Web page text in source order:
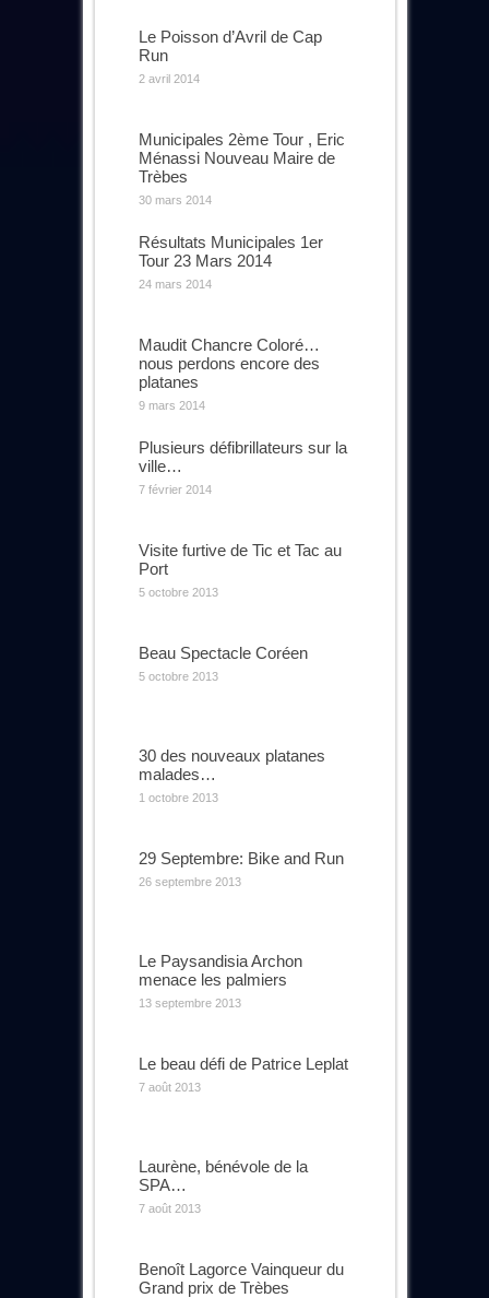
Le Poisson d’Avril de Cap
Run
2 avril 2014
Municipales 2ème Tour , Eric
Ménassi Nouveau Maire de
Trèbes
30 mars 2014
Résultats Municipales 1er
Tour 23 Mars 2014
24 mars 2014
Maudit Chancre Coloré…
nous perdons encore des
platanes
9 mars 2014
Plusieurs défibrillateurs sur la
ville…
7 février 2014
Visite furtive de Tic et Tac au
Port
5 octobre 2013
Beau Spectacle Coréen
5 octobre 2013
30 des nouveaux platanes
malades…
1 octobre 2013
29 Septembre: Bike and Run
26 septembre 2013
Le Paysandisia Archon
menace les palmiers
13 septembre 2013
Le beau défi de Patrice Leplat
7 août 2013
Laurène, bénévole de la
SPA…
7 août 2013
Benoît Lagorce Vainqueur du
Grand prix de Trèbes